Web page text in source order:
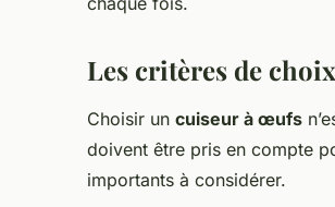
Les critères de
Choisir un cuiseur à œufs
doivent être pris en compte
importants à considérer.